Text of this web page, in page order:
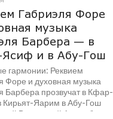
Габриэля Форе
музыка
Барбера — в
и в Абу-Гош
гармонии: Реквием
Форе и духовная музыка
прозвучат в Кфар-
Кирьят-Яарим в Абу-Гош
Вокальный Ансамбль